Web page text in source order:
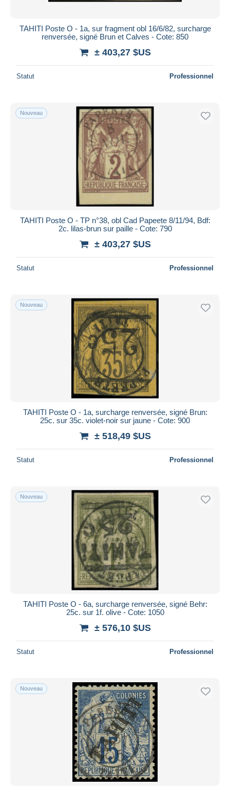
TAHITI Poste O - 1a, sur fragment obl 16/6/82, surcharge
renversée, signé Brun et Calves - Cote: 850
± 403,27 $US
Statut Professionnel
Nouveau
TAHITI Poste O - TP n°38, obl Cad Papeete 8/11/94, Bdf:
2c. lilas-brun sur paille - Cote: 790
± 403,27 $US
Statut Professionnel
Nouveau
TAHITI Poste O - 1a, surcharge renversée, signé Brun:
25c. sur 35c. violet-noir sur jaune - Cote: 900
± 518,49 $US
Statut Professionnel
Nouveau
TAHITI Poste O - 6a, surcharge renversée, signé Behr:
25c. sur 1f. olive - Cote: 1050
± 576,10 $US
Statut Professionnel
Nouveau